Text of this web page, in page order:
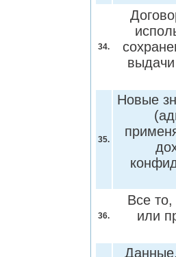
34.
35.
Новые
36.
Все то,
или